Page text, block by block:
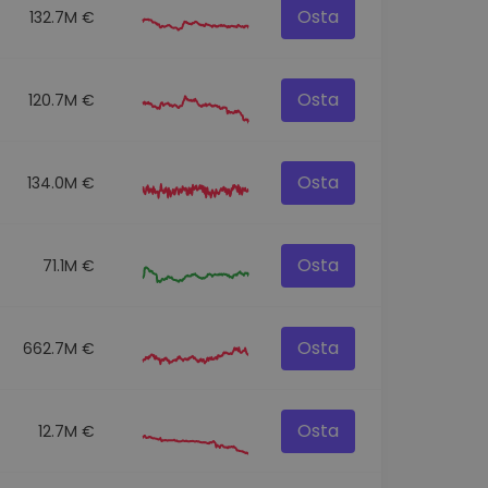
132.7M € Osta
120.7M € Osta
134.0M € Osta
71.1M € Osta
662.7M € Osta
12.7M € Osta